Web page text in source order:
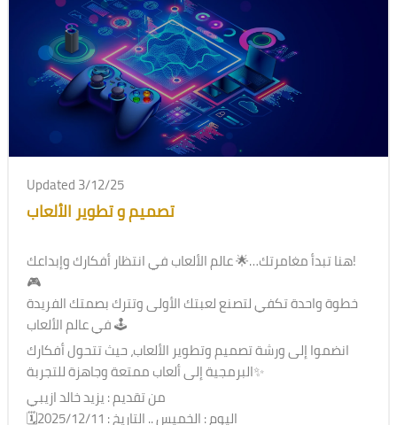
Updated 3/12/25
تصميم و تطوير الألعاب
هنا تبدأ مغامرتك…🌟 عالم الألعاب في انتظار أفكارك وإبداعك!
🎮
خطوة واحدة تكفي لتصنع لعبتك الأولى وتترك بصمتك الفريدة
في عالم الألعاب 🕹
انضموا إلى ورشة تصميم وتطوير الألعاب، حيث تتحول أفكارك
البرمجية إلى ألعاب ممتعة وجاهزة للتجربة✨